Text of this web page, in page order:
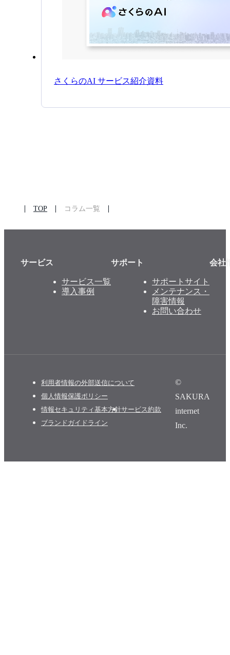
さくらのAI サービス紹介資料
TOP コラム一覧
サービス
サービス一覧
導入事例
サポート
サポートサイト
メンテナンス・
障害情報
お問い合わせ
会社
利用者情報の外部送信について
個人情報保護ポリシー
情報セキュリティ基本方針サービス約款
ブランドガイドライン
©
SAKURA
internet
Inc.